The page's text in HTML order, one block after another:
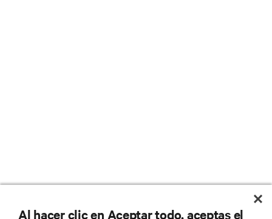
Al hacer clic en Aceptar todo, aceptas el